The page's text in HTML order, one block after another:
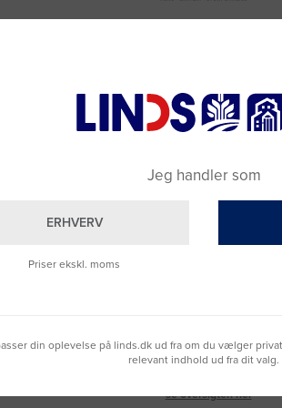
Vi sidder klar til at hjælpe dig.
–se oversigten her
Jeg handler som
ERHVERV
Priser ekskl. moms
din oplevelse på linds.dk ud fra om du vælger
relevant indhold ud fra dit valg.